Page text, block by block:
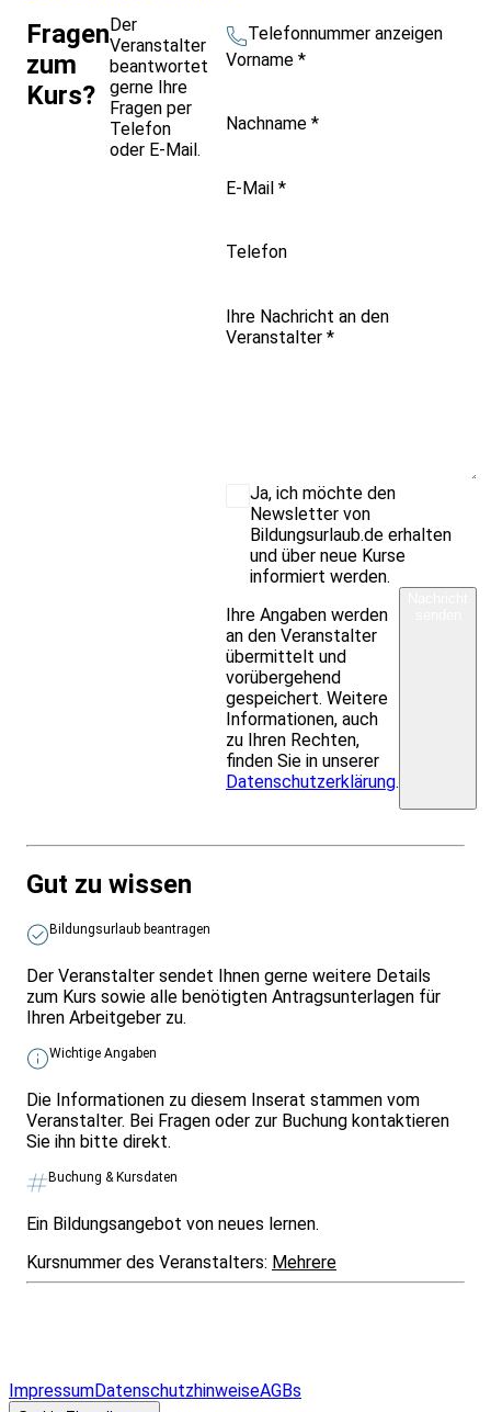
Fragen
zum
Kurs?
Der
Veranstalter
beantwortet
gerne Ihre
Fragen per
Telefon
oder E-Mail.
Telefonnummer anzeigen
Vorname *
Nachname *
E-Mail *
Telefon
Ihre Nachricht an den
Veranstalter *
Ja, ich möchte den
Newsletter von
Bildungsurlaub.de erhalten
und über neue Kurse
informiert werden.
Ihre Angaben werden
an den Veranstalter
übermittelt und
vorübergehend
gespeichert. Weitere
Informationen, auch
zu Ihren Rechten,
finden Sie in unserer
Datenschutzerklärung.
Gut zu wissen
Bildungsurlaub beantragen
Der Veranstalter sendet Ihnen gerne weitere Details
zum Kurs sowie alle benötigten Antragsunterlagen für
Ihren Arbeitgeber zu.
Wichtige Angaben
Die Informationen zu diesem Inserat stammen vom
Veranstalter. Bei Fragen oder zur Buchung kontaktieren
Sie ihn bitte direkt.
Buchung & Kursdaten
Ein Bildungsangebot von neues lernen.
Kursnummer des Veranstalters: Mehrere
ImpressumDatenschutzhinweiseAGBs